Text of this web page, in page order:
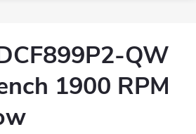
QW
1900 RPM